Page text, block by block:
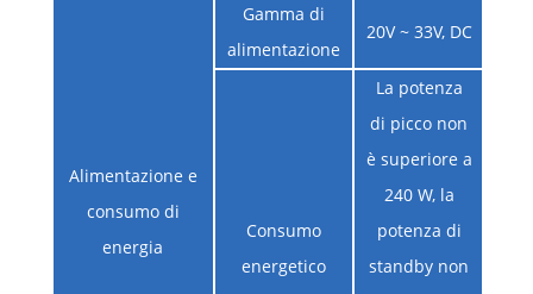
Alimentazione e
consumo di
energia
Gamma di
alimentazione
20V ~ 33V, DC
Consumo
energetico
La potenza
di picco non
è superiore a
240 W, la
potenza di
standby non